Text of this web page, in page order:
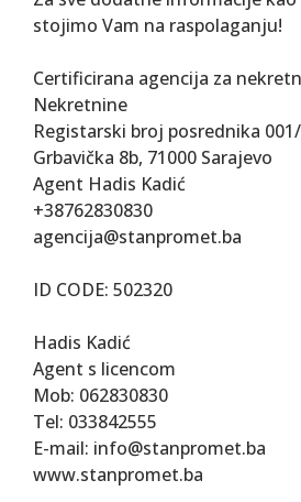
stojimo Vam na raspolaganju!
Certificirana agencija za
Nekretnine
Registarski broj posrednika
Grbavička 8b, 71000 Sarajevo
Agent Hadis Kadić
+38762830830
agencija@stanpromet.ba
ID CODE: 502320
Hadis Kadić
Agent s licencom
Mob: 062830830
Tel: 033842555
E-mail: info@stanpromet.ba
www.stanpromet.ba